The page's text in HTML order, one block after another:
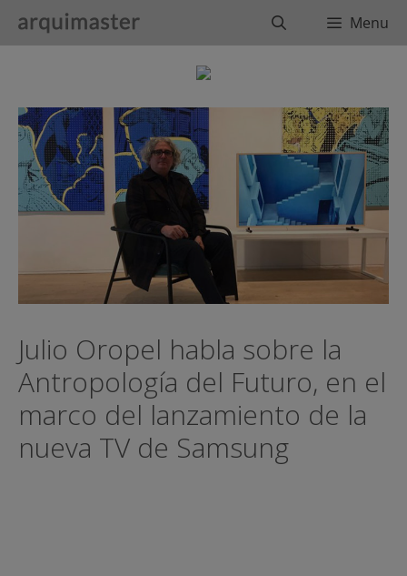
BuscarMenu
Julio Oropel habla sobre la
Antropología del Futuro, en el
marco del lanzamiento de la
nueva TV de Samsung